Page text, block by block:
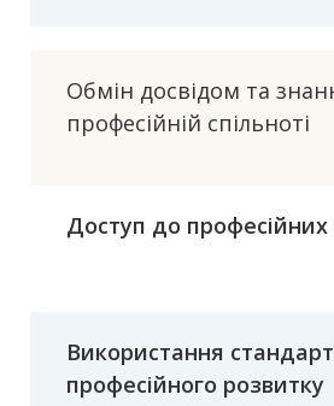
Обмін досвідом та
професійній спільноті
Доступ до професійних
Використання
професійного розвитку